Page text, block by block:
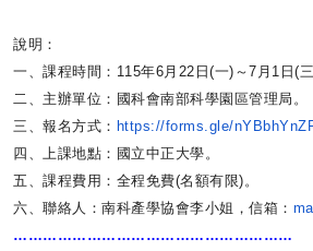
說明：
一、課程時間：115年6月22日(一)～7月1日(三
二、主辦單位：國科會南部科學園區管理局。
三、報名方式： https://forms.gle/
四、上課地點：國立中正大學。
五、課程費用：全程免費(名額有限)。
六、聯絡人：南科產學協會李小姐，信箱：
…………………………………………………